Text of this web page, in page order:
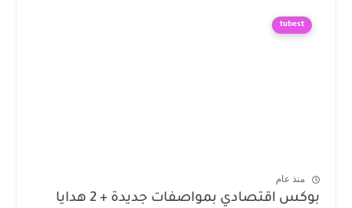
tubest
منذ عام
بوكس اقتصادي بمواصفات جديدة + 2 هدايا